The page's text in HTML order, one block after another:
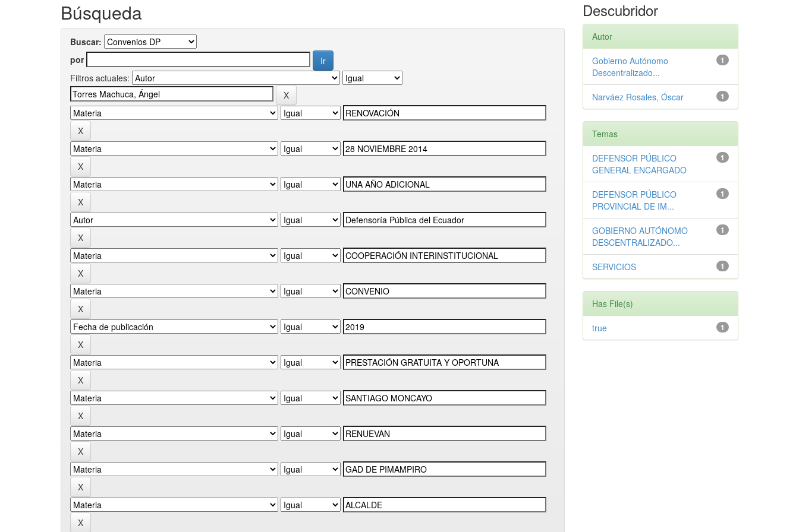
Búsqueda
Buscar:
por
Filtros actuales:
Descubridor
Autor
1
Gobierno Autónomo
Descentralizado...
1
Narváez Rosales, Óscar
Temas
1
DEFENSOR PÚBLICO
GENERAL ENCARGADO
1
DEFENSOR PÚBLICO
PROVINCIAL DE IM...
1
GOBIERNO AUTÓNOMO
DESCENTRALIZADO...
1
SERVICIOS
Has File(s)
1
true